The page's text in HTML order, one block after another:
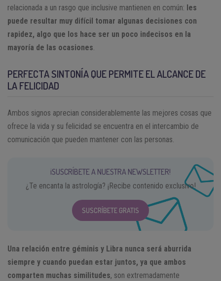
relacionada a un rasgo que inclusive mantienen en común: les
puede resultar muy difícil tomar algunas decisiones con
rapidez, algo que los hace ser un poco indecisos en la
mayoría de las ocasiones.
PERFECTA SINTONÍA QUE PERMITE EL ALCANCE DE
LA FELICIDAD
Ambos signos aprecian considerablemente las mejores cosas que
ofrece la vida y su felicidad se encuentra en el intercambio de
comunicación que pueden mantener con las personas.
¡SUSCRÍBETE A NUESTRA NEWSLETTER!
¿Te encanta la astrología? ¡Recibe contenido exclusivo!
SUSCRÍBETE GRATIS
Una relación entre géminis y Libra nunca será aburrida
siempre y cuando puedan estar juntos, ya que ambos
comparten muchas similitudes, son extremadamente